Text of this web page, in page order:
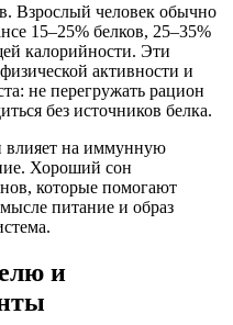
Взрослый человек обычно
15–25% белков, 25–35%
калорийности. Эти
активности и
не перегружать рацион
без источников белка.
влияет на иммунную
Хороший сон
которые помогают
питание и образ
и